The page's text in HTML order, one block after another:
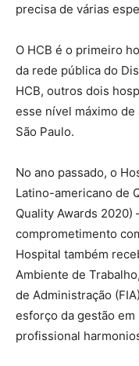
precisa de várias
O HCB é o primeiro
da rede pública do
HCB, outros dois
esse nível máximo de
São Paulo.
No ano passado, o
Latino-americano de
Quality Awards 2020)
comprometimento
Hospital também
Ambiente de
de Administração
esforço da gestão
profissional